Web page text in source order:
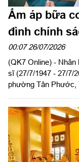
Ấm áp bữa
đình chính
00:07 26/07/2026
(QK7 Online) -
sĩ (27/7/1947 - 27/7/
phường Tân Phước,
gia đình chính sách